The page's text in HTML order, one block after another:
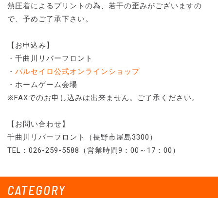
CATEGORY
熱圧着によるプリントの為、若干の歪みがございますの
で、予めご了承下さい。
【お申込み】
・千曲川リバーフロント
・ パルセイロ公式オンラインショップ
・ホームゲーム会場
※FAXでのお申し込みは出来ません。ご了承ください。
【お問い合わせ】
千曲川リバーフロント（長野市屋島3300）
TEL：026-259-5588（営業時間9：00～17：00）